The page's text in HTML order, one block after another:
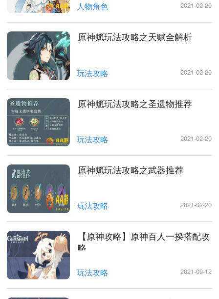
人物角色 2021-02-20
原神魈玩法攻略之天赋全解析
玩法攻略 2021-02-20
原神魈玩法攻略之圣遗物推荐
玩法攻略 2021-02-20
原神魈玩法攻略之武器推荐
玩法攻略 2021-02-20
【原神攻略】原神百人一揆搭配攻
略
玩法攻略 2021-09-12